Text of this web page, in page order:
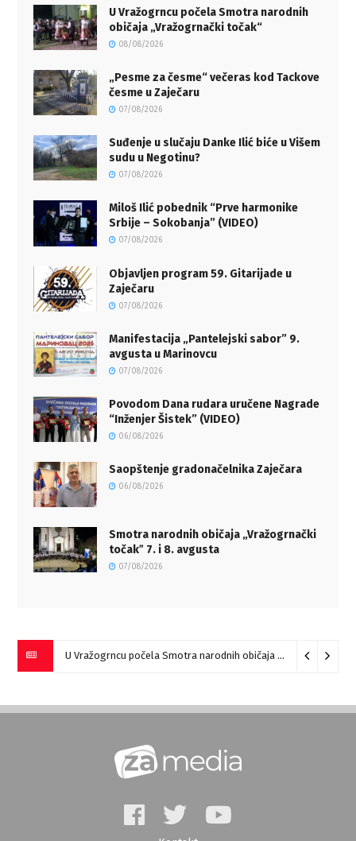
U Vražogrncu počela Smotra narodnih
običaja „Vražogrnački točak“
08/08/2026
„Pesme za česme“ večeras kod Tackove
česme u Zaječaru
07/08/2026
Suđenje u slučaju Danke Ilić biće u Višem
sudu u Negotinu?
07/08/2026
Miloš Ilić pobednik “Prve harmonike
Srbije – Sokobanja” (VIDEO)
07/08/2026
Objavljen program 59. Gitarijade u
Zaječaru
07/08/2026
Manifestacija „Pantelejski sabor” 9.
avgusta u Marinovcu
07/08/2026
Povodom Dana rudara uručene Nagrade
“Inženjer Šistek” (VIDEO)
06/08/2026
Saopštenje gradonačelnika Zaječara
06/08/2026
Smotra narodnih običaja „Vražogrnački
točakˮ 7. i 8. avgusta
07/08/2026
U Vražogrncu počela Smotra narodnih običaja „Vražogrnački točak“